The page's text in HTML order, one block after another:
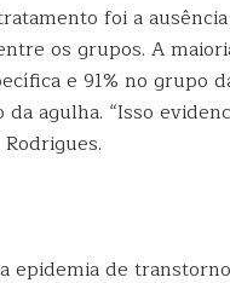
foi a
os grupos. A
e 91% no grupo
agulha. “Isso
epidemia de